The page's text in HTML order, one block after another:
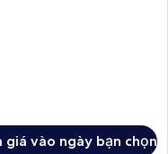
giá vào ngày bạn chọn